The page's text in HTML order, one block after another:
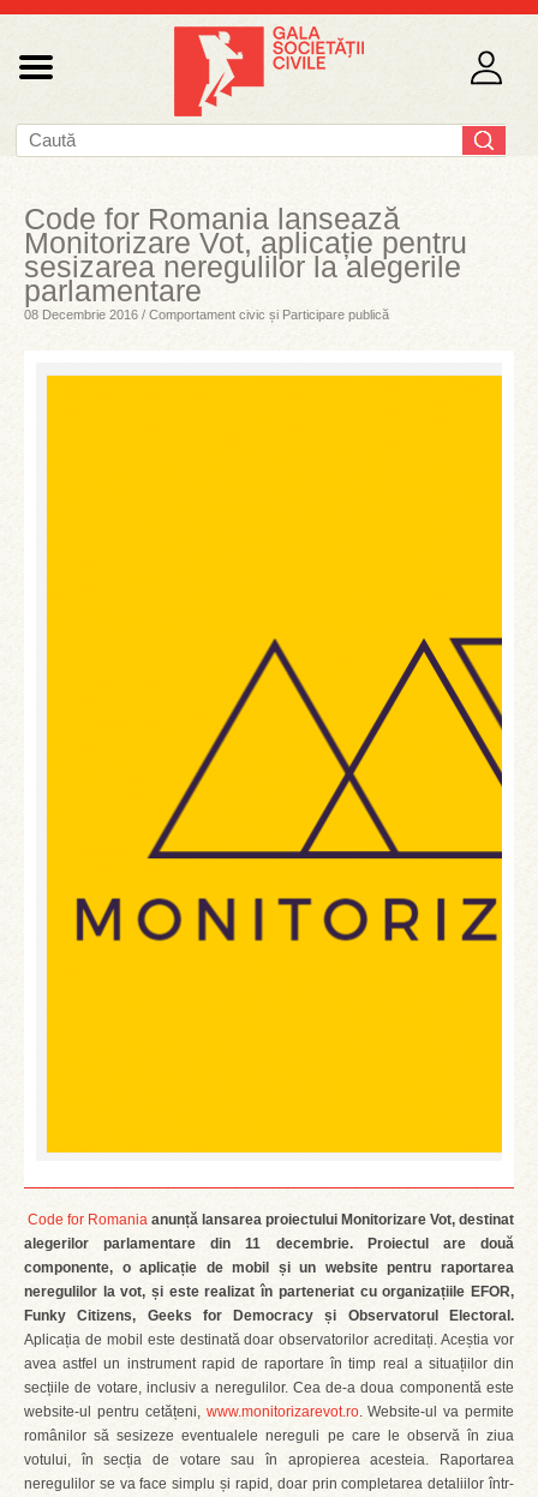
Code for Romania lansează
Monitorizare Vot, aplicație pentru
sesizarea neregulilor la alegerile
parlamentare
08 Decembrie 2016 / Comportament civic și Participare publică
Code for Romania anunță lansarea proiectului Monitorizare Vot, destinat
alegerilor parlamentare din 11 decembrie. Proiectul are două
componente, o aplicație de mobil și un website pentru raportarea
neregulilor la vot, și este realizat în parteneriat cu organizațiile EFOR,
Funky Citizens, Geeks for Democracy și Observatorul Electoral.
Aplicația de mobil este destinată doar observatorilor acreditați. Aceștia vor
avea astfel un instrument rapid de raportare în timp real a situațiilor din
secțiile de votare, inclusiv a neregulilor. Cea de-a doua componentă este
website-ul pentru cetățeni, www.monitorizarevot.ro. Website-ul va permite
românilor să sesizeze eventualele nereguli pe care le observă în ziua
votului, în secția de votare sau în apropierea acesteia. Raportarea
neregulilor se va face simplu și rapid, doar prin completarea detaliilor într-